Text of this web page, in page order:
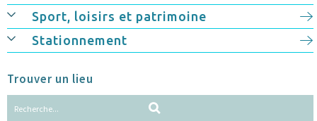
Sport, loisirs et patrimoine
Stationnement
Trouver un lieu